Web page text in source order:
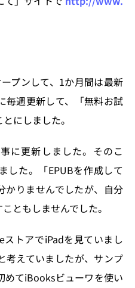
プンして、1か月間は最新
毎週更新して、「無料お試
にしました。
に更新しました。そのこ
した。「EPUBを作成して
かりませんでしたが、自分
ともしませんでした。
トアでiPadを見ていまし
考えていましたが、サンプ
めてiBooksビューワを使い